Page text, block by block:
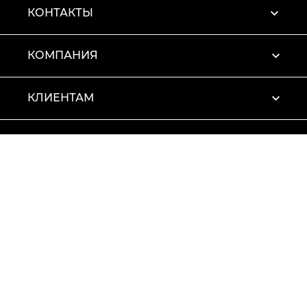
КОНТАКТЫ
КОМПАНИЯ
КЛИЕНТАМ